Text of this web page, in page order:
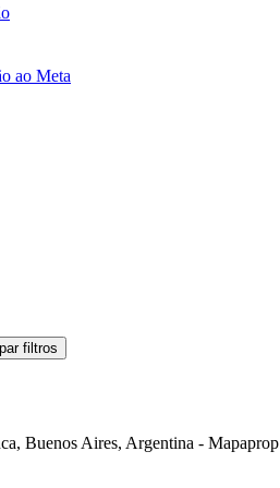
ao Meta
filtros
Buenos Aires, Argentina - Mapaprop